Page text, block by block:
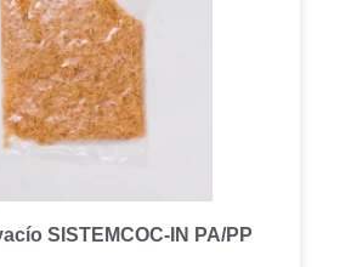
SISTEMCOC-IN PA/PP